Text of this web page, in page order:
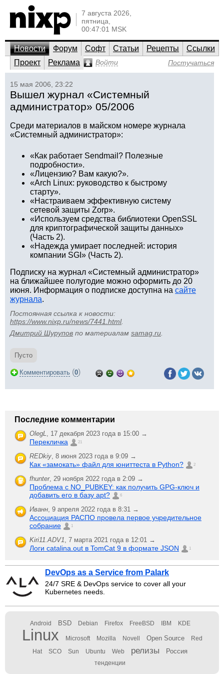
7 августа 2026,
пятница,
00:47:01 MSK
Новости Форум Софт Статьи Рецепты
Ссылки
Проект
Реклама Войти Постучаться
15 мая 2006, 23:22
Вышел журнал «Системный
администратор» 05/2006
Среди материалов в майском номере журнала
«Системный администратор»:
«Как работает Sendmail? Полезные
подробности».
«Лицензию? Вам какую?».
«Arch Linux: руководство к быстрому
старту».
«Настраиваем эффективную систему
сетевой защиты Zorp».
«Используем средства библиотеки OpenSSL
для криптографической защиты данных»
(Часть 2).
«Надежда умирает последней: история
компании SGI» (Часть 2).
Подписку на журнал «Системный администратор»
на ближайшее полугодие можно оформить до 20
июня. Информация о подписке доступна на сайте
журнала.
Постоянная ссылка к новости:
https://www.nixp.ru/news/7441.html.
Дмитрий Шурупов по материалам samag.ru
Пусто
Комментировать (0)
Последние комментарии
OlegL, 17 декабря 2023 года в 15:00 →
Перекличка 21
REDkiy, 8 июня 2023 года в 9:09 →
Как «замокать» файл для юниттеста в Python? 2
fhunter, 29 ноября 2022 года в 2:09 →
Проблема с NO_PUBKEY: как получить GPG-ключ и
добавить его в базу apt?
6
Иванн, 9 апреля 2022 года в 8:31 →
Ассоциация РАСПО провела первое учредительное
собрание
1
Kiri11.ADV1, 7 марта 2021 года в 12:01 →
Логи catalina.out в TomCat 9 в формате JSON 1
DevOps as a Service from Palark
24/7 SRE & DevOps service to cover all your
Kubernetes needs.
Android BSD Debian Firefox FreeBSD IBM KDE
Linux Microsoft Mozilla Novell Open Source Red
Hat SCO Sun Ubuntu Web релизы Россия
тенденции